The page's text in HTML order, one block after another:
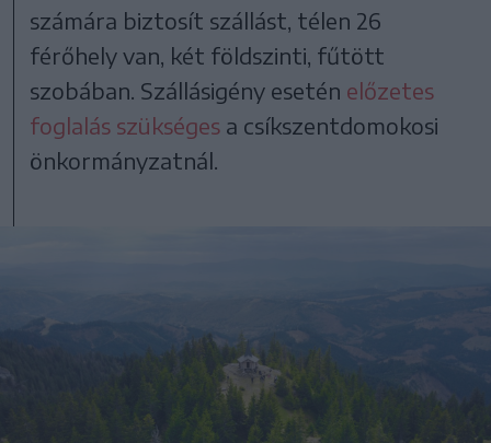
számára biztosít szállást, télen 26
férőhely van, két földszinti, fűtött
szobában. Szállásigény esetén előzetes
foglalás szükséges a csíkszentdomokosi
önkormányzatnál.